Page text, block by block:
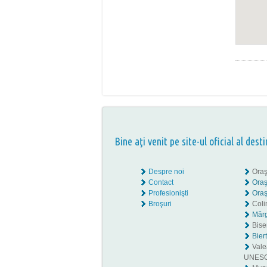
Bine aţi venit pe site-ul oficial al
Despre noi
Contact
Profesionişti
Broşuri